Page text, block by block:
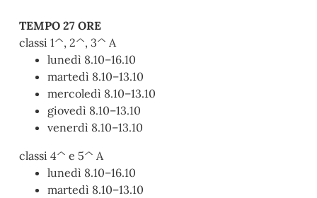
TEMPO 27 ORE
classi 1^, 2^, 3^ A
lunedì 8.10–16.10
martedì 8.10–13.10
mercoledì 8.10–13.10
giovedì 8.10–13.10
venerdì 8.10–13.10
classi 4^ e 5^ A
lunedì 8.10–16.10
martedì 8.10–13.10